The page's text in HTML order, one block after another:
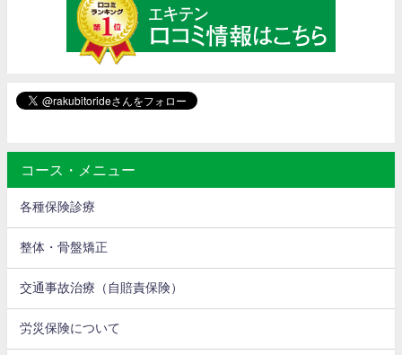
コース・メニュー
各種保険診療
整体・骨盤矯正
交通事故治療（自賠責保険）
労災保険について